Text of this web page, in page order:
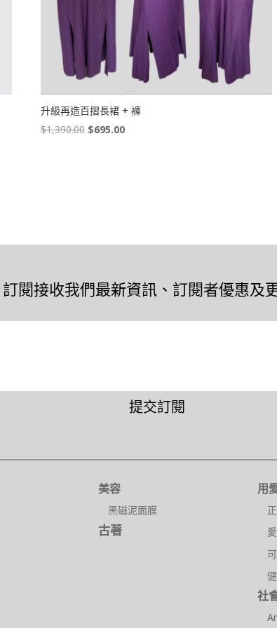
升級再造百摺長裙 + 褲
$1,390.00 Original
$695.00Current
訂閱接收我們最新資訊、訂閱者優惠及
提交訂閱
美容
黑磁泥面膜
古著
用
社